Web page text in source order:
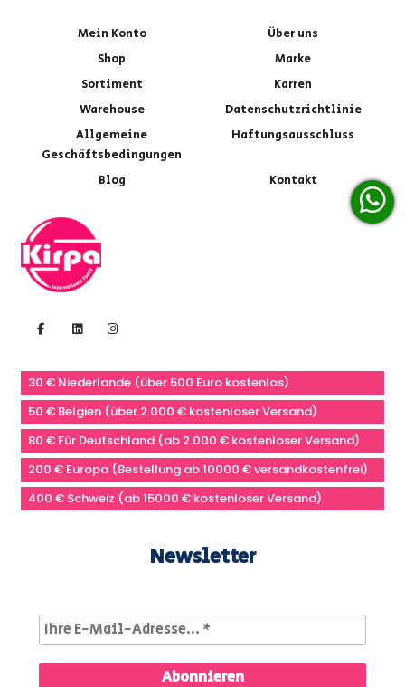
Mein Konto
Über uns
Shop
Marke
Sortiment
Karren
Warehouse
Datenschutzrichtlinie
Allgemeine
Geschäftsbedingungen
Haftungsausschluss
Blog Kontakt
30 € Niederlande (über 500 Euro kostenlos)
50 € Belgien (über 2.000 € kostenloser Versand)
80 € Für Deutschland (ab 2.000 € kostenloser Versand)
200 € Europa (Bestellung ab 10000 € versandkostenfrei)
400 € Schweiz (ab 15000 € kostenloser Versand)
Newsletter